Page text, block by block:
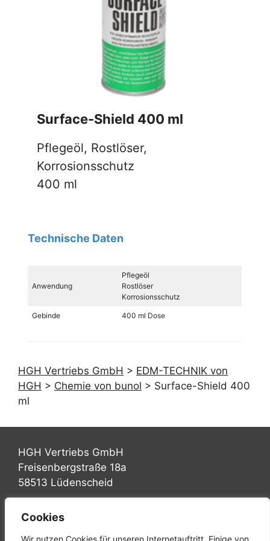
Cookies
Wir nutzen Cookies für unseren Internetauftritt. Einige von
Surface-Shield 400 ml
Pflegeöl, Rostlöser,
Korrosionsschutz
400 ml
Technische Daten
Anwendung
Pflegeöl
Rostlöser
Korrosionsschutz
Gebinde 400 ml Dose
HGH Vertriebs GmbH > EDM-TECHNIK von
HGH > Chemie von bunol > Surface-Shield 400
ml
HGH Vertriebs GmbH
Freisenbergstraße 18a
58513 Lüdenscheid
Tel.: +49 (0) 2351 947570